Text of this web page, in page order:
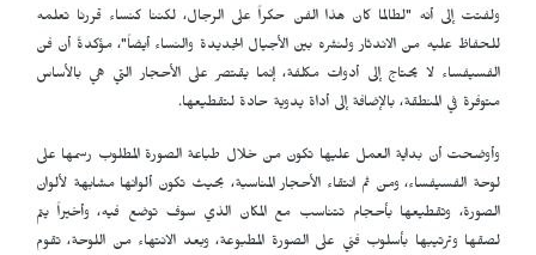
ولفتت إلى أنه "لطالما كان هذا الفن حكراً على الرجال، لكننا كنساء قررنا تعلمه
للحفاظ عليه من الاندثار ولنشره بين الأجيال الجديدة والنساء أيضاً"، مؤكدةً أن فن
الفسيفساء لا يحتاج إلى أدوات مكلفة، إنما يقتصر على الأحجار التي هي بالأساس
متوفرة في المنطقة، بالإضافة إلى أداة يدوية حادة لتقطيعها.
وأوضحت أن بداية العمل عليها تكون من خلال طباعة الصورة المطلوب رسمها على
لوحة الفسيفساء، ومن ثم انتقاء الأحجار المناسبة، بحيث تكون ألوانها مشابهة لألوان
الصورة، وتقطيعها بأحجام تتناسب مع المكان الذي سوف توضع فيه، وأخيراً يتم
لصقها وترتيبها بأسلوب فني على الصورة المطبوعة، وبعد الانتهاء من اللوحة، تقوم